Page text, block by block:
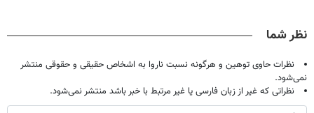
نظر شما
نظرات حاوی توهین و هرگونه نسبت ناروا به اشخاص حقیقی و حقوقی منتشر
نمی‌شود.
نظراتی که غیر از زبان فارسی یا غیر مرتبط با خبر باشد منتشر نمی‌شود.